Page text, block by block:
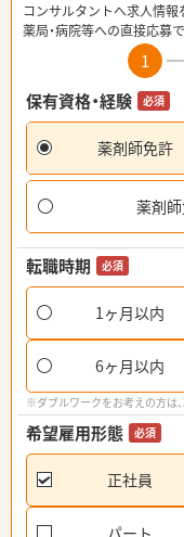
コンサルタントへ求人情報
薬局・病院等への直接応募
1
保有資格・経験
必須
薬剤師免許
薬剤師
転職時期 必須
1ヶ月以内
6ヶ月以内
※ダブルワークをお考えの方は
希望雇用形態 必須
正社員